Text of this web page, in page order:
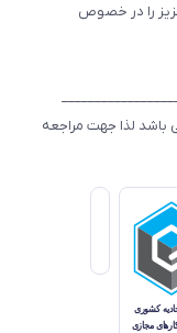
را در خصوص
باشد لذا جهت مراجعه